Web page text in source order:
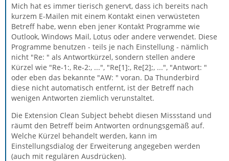
Mich hat es immer tierisch genervt, dass ich bereits nach
kurzem E-Mailen mit einem Kontakt einen verwüsteten
Betreff habe, wenn eben jener Kontakt Programme wie
Outlook, Windows Mail, Lotus oder andere verwendet. Diese
Programme benutzen - teils je nach Einstellung - nämlich
nicht "Re: " als Antwortkürzel, sondern stellen andere
Kürzel wie "Re-1:, Re-2:, ...", "Re[1]:, Re[2];, ...", "Antwort: "
oder eben das bekannte "AW: " voran. Da Thunderbird
diese nicht automatisch entfernt, ist der Betreff nach
wenigen Antworten ziemlich verunstaltet.
Die Extension Clean Subject behebt diesen Missstand und
räumt den Betreff beim Antworten ordnungsgemäß auf.
Welche Kürzel behandelt werden, kann im
Einstellungsdialog der Erweiterung angegeben werden
(auch mit regulären Ausdrücken).